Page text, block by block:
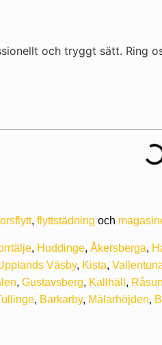
och tryggt sätt. Ring
, flyttstädning och
, Huddinge, Åkersberga,
Väsby, Kista,
, Gustavsberg, Kallhäll ,
, Barkarby, Mälarhöjden,